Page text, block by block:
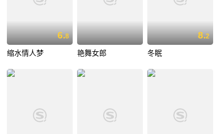
6.8
缩水情人梦 艳舞女郎
8.2
冬眠